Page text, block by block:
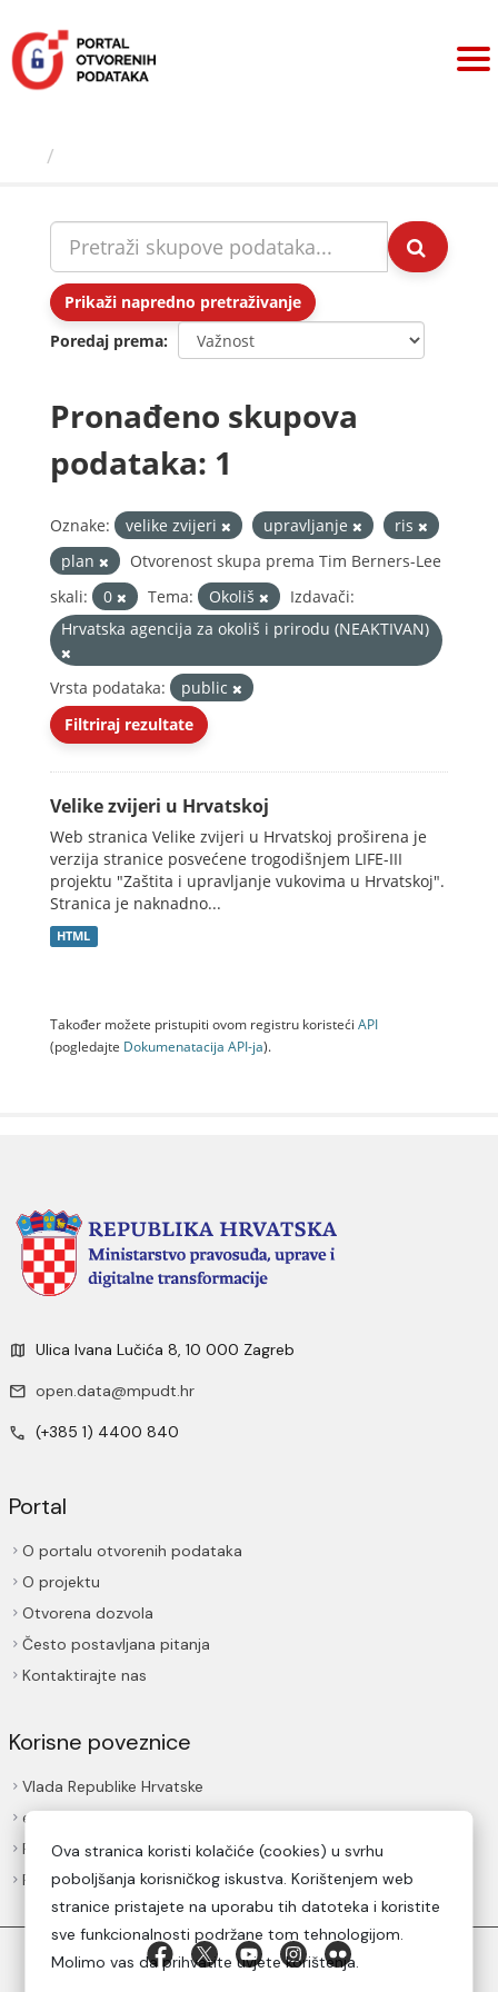
sadržaj
Prikaži napredno pretraživanje
Poredaj prema
Pronađeno skupova
podataka: 1
Oznake: velike zvijeri upravljanje
ris
plan
Otvorenost skupa prema Tim Berners-Lee
skali:
0 Tema: Okoliš
Izdavači:
Hrvatska agencija za okoliš i prirodu (NEAKTIVAN)
Vrsta podataka:
public
Filtriraj rezultate
Velike zvijeri u Hrvatskoj
Web stranica Velike zvijeri u Hrvatskoj proširena je
verzija stranice posvećene trogodišnjem LIFE-III
projektu "Zaštita i upravljanje vukovima u Hrvatskoj".
Stranica je naknadno...
HTML
Također možete pristupiti ovom registru koristeći API
(pogledajte Dokumenаtаcijа API-jа).